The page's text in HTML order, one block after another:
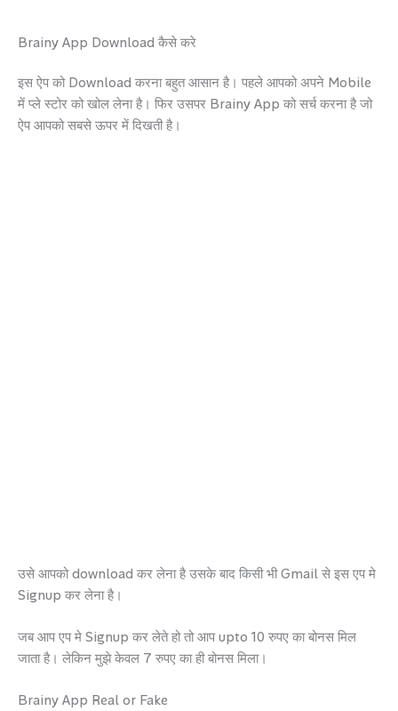
Brainy App Download कैसे करे
इस ऐप को Download करना बहुत आसान है। पहले आपको अपने Mobile
में प्ले स्टोर को खोल लेना है। फिर उसपर Brainy App को सर्च करना है जो
ऐप आपको सबसे ऊपर में दिखती है।
उसे आपको download कर लेना है उसके बाद किसी भी Gmail से इस एप मे
Signup कर लेना है।
जब आप एप मे Signup कर लेते हो तो आप upto 10 रुपए का बोनस मिल
जाता है। लेकिन मुझे केवल 7 रुपए का ही बोनस मिला।
Brainy App Real or Fake